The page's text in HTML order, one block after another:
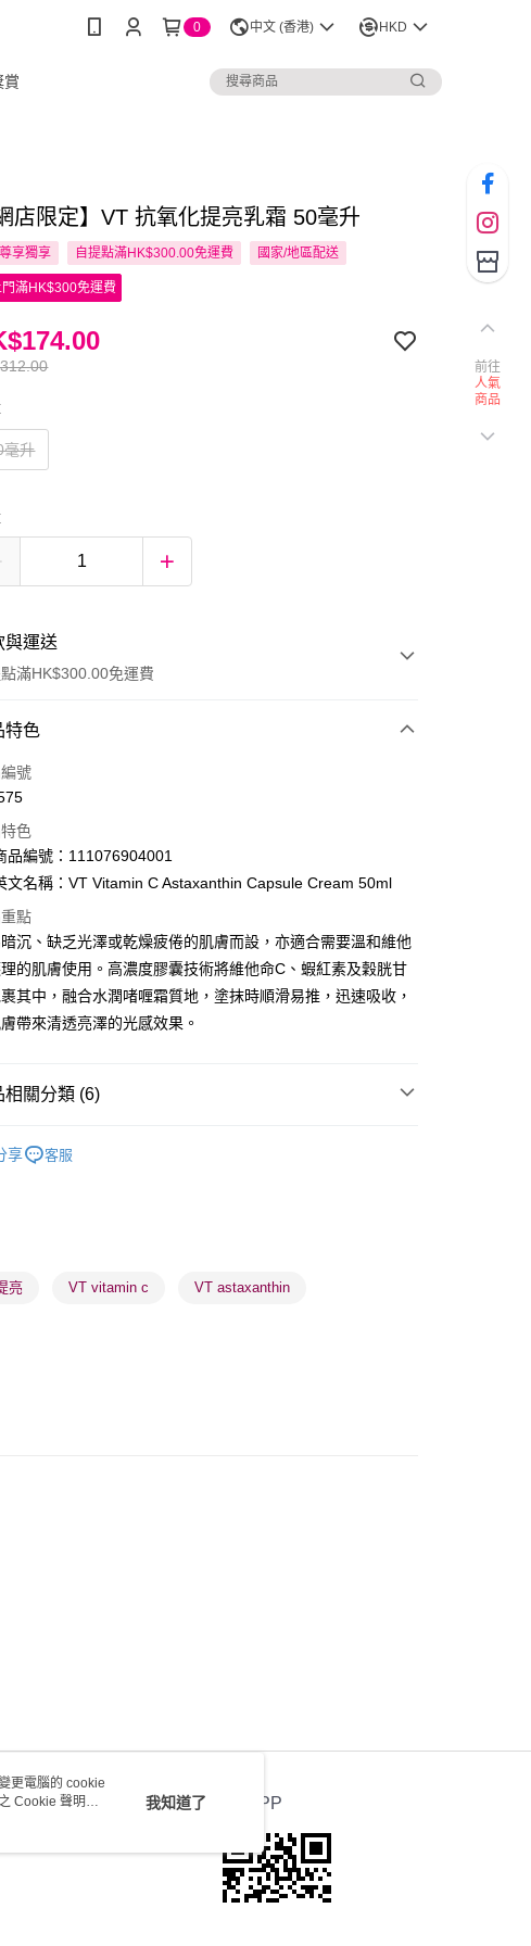
0 中文 (香港) HKD
賞
店限定】VT 抗氧化提亮乳霜 50毫升
享獨享 自提點滿HK$300.00免運費 國家/地區配送
門滿HK$300免運費
毫升
與運送
滿HK$300.00免運費
方式
Pay
Pay
站及營業點 - 確認發貨後1-3個工作天送達
HK$65.00，滿HK$300.00或以上免運費
特色
號
色
品編號：111076904001
文名稱：VT Vitamin C Astaxanthin Capsule Cream 50ml
點
沉、缺乏光澤或乾燥疲倦的肌膚而設，亦適合需要溫和維他
的肌膚使用。高濃度膠囊技術將維他命C、蝦紅素及穀胱甘
其中，融合水潤啫喱霜質地，塗抹時順滑易推，迅速吸收，
帶來清透亮澤的光感效果。
相關分類 (6)
家品牌✨ 最新上線
享 客服
亮 VT vitamin c VT astaxanthin
官方APP
前往
人氣
商品
更電腦的 cookie
Cookie 聲明使
我知道了